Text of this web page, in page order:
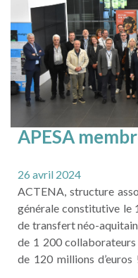
APESA
(Association
Transfert en
!
26 avril 2024
ACTENA, structure
générale constitutive le
de transfert néo-
de 1 200 collaborateurs
de 120 millions